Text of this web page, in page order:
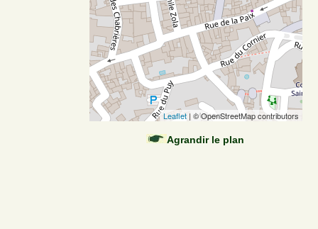
Leaflet | © OpenStreetMap contributors
Agrandir le plan